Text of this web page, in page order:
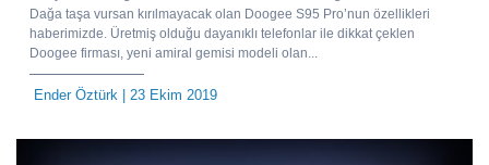
Dağa taşa vursan kırılmayacak olan Doogee S95 Pro’nun özellikleri
haberimizde. Üretmiş olduğu dayanıklı telefonlar ile dikkat çeklen
Doogee firması, yeni amiral gemisi modeli olan...
Ender Öztürk | 23 Ekim 2019